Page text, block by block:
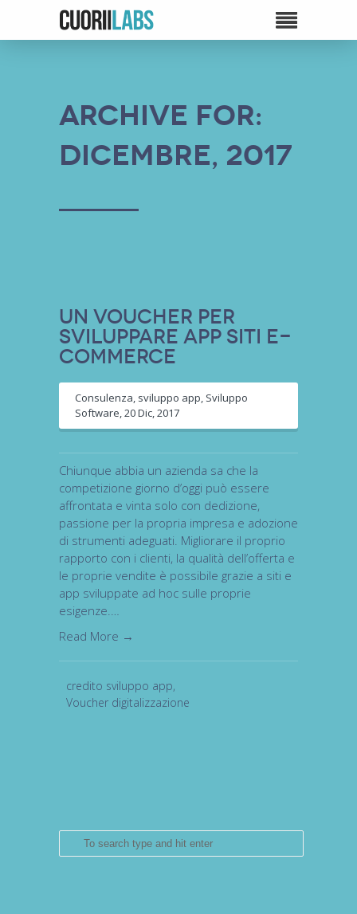
Archive for:
Dicembre, 2017
Un voucher per
sviluppare App Siti E-
commerce
Consulenza, sviluppo app, Sviluppo
Software,20 Dic, 2017
Chiunque abbia un azienda sa che la
competizione giorno d’oggi può essere
affrontata e vinta solo con dedizione,
passione per la propria impresa e adozione
di strumenti adeguati. Migliorare il proprio
rapporto con i clienti, la qualità dell’offerta e
le proprie vendite è possibile grazie a siti e
app sviluppate ad hoc sulle proprie
esigenze.…
Read More →
credito sviluppo app,
Voucher digitalizzazione